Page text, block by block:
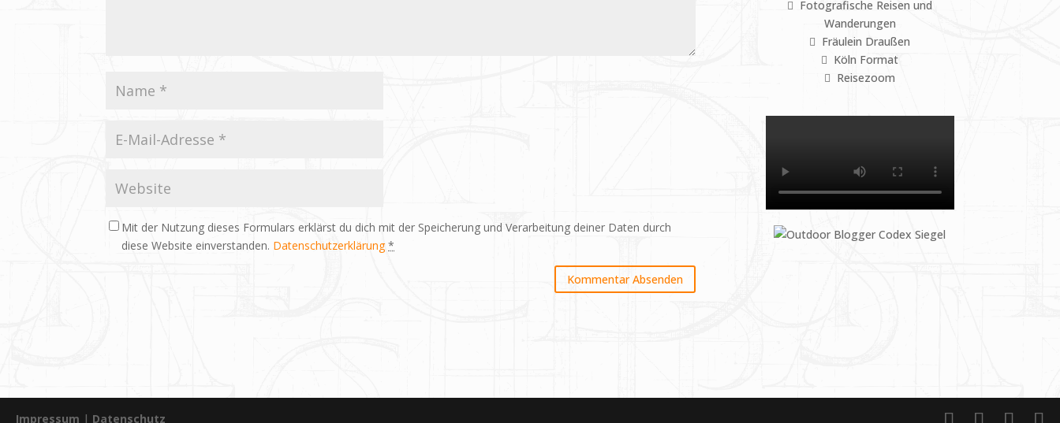
Mit der Nutzung dieses Formulars erklärst du dich mit der Speicherung und Verarbeitung deiner Daten durch
diese Website einverstanden. Datenschutzerklärung *
Fotografische Reisen und
Wanderungen
Fräulein Draußen
Köln Format
Reisezoom
Impressum | Datenschutz